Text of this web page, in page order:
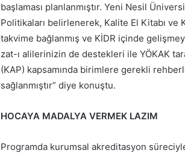
başlaması planlanmıştır. Yeni Nesil
Politikaları belirlenerek, Kalite El Kitabı ve
takvime bağlanmış ve KİDR içinde
zat-ı alilerinizin de destekleri ile YÖKAK
(KAP) kapsamında birimlere gerekli
sağlanmıştır” diye konuştu.
HOCAYA MADALYA VERMEK LAZIM
Programda kurumsal akreditasyon